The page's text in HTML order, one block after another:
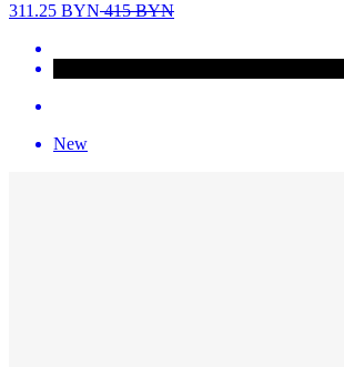
311.25 BYN415BYN
New